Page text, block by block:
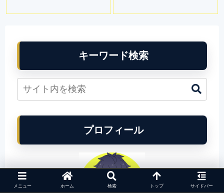
キーワード検索
プロフィール
メニュー ホーム 検索 トップ サイドバー